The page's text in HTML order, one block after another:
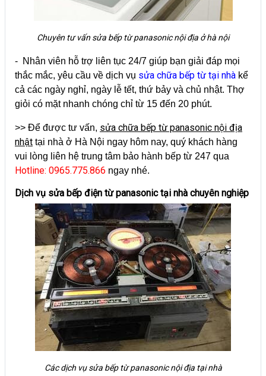
Chuyên tư vấn sửa bếp từ panasonic nội địa ở hà nội
- Nhân viên hỗ trợ liên tục 24/7 giúp bạn giải đáp mọi
thắc mắc, yêu cầu về dịch vụ sửa chữa bếp từ tại nhà kể
cả các ngày nghỉ, ngày lễ tết, thứ bảy và chủ nhật. Thợ
giỏi có mặt nhanh chóng chỉ từ 15 đến 20 phút.
>> Để được tư vấn, sửa chữa bếp từ panasonic nội địa
nhật tại nhà ở Hà Nội ngay hôm nay, quý khách hàng
vui lòng liên hệ trung tâm bảo hành bếp từ 247 qua
Hotline: 0965.775.866 ngay nhé.
Dịch vụ sửa bếp điện từ panasonic tại nhà chuyên nghiệp
Các dịch vụ sửa bếp từ panasonic nội địa tại nhà